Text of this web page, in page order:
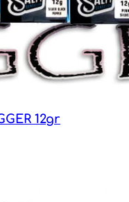
12gr